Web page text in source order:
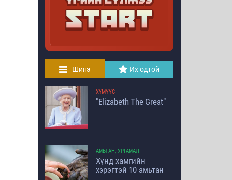
Шинэ Их одтой
ХҮМҮҮС
"Elizabeth The Great"
АМЬТАН, УРГАМАЛ
Хүнд хамгийн
хэрэгтэй 10 амьтан